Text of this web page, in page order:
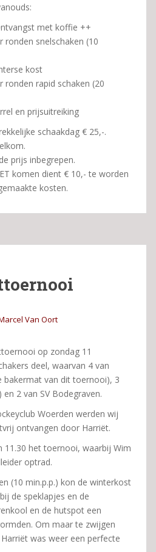
met koffie ++
snelschaken (10
kost
rapid schaken (20
en prijsuitreiking
schaakdag € 25,-.
prijs inbegrepen.
komen dient € 10,- te worden
kosten.
Van Oort
op zondag 11
deel, waarvan 4 van
bakermat van dit toernooi), 3
2 van SV Bodegraven.
Woerden werden wij
ontvangen door Harriët.
11.30 het toernooi, waarbij Wim
optrad.
(10 min.p.p.) kon de winterkost
de speklapjes en de
en de hutspot een
Om maar te zwijgen
was weer een perfecte